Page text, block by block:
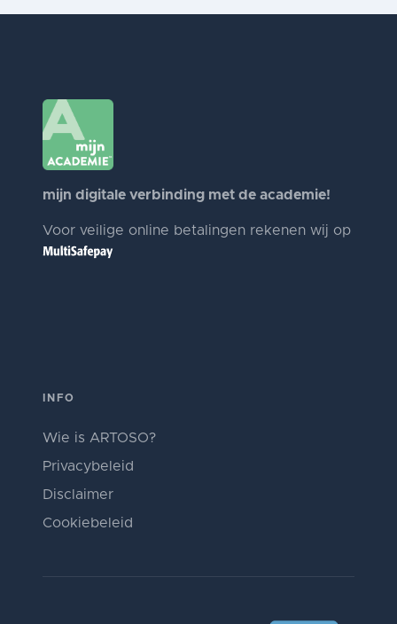
mijn digitale verbinding met de academie!
Voor veilige online betalingen rekenen wij op
INFO
Wie is ARTOSO?
Privacybeleid
Disclaimer
Cookiebeleid